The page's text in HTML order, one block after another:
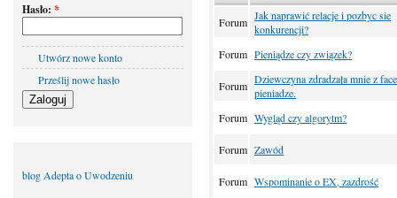
Hasło: *
Utwórz nowe konto
Prześlij nowe hasło
blog Adepta o Uwodzeniu
Forum Jak naprawić relacje i pozbyc sie
konkurencji?
Forum Pieniądze czy związek?
Forum Dziewczyna zdradzała mnie z
pieniadze.
Forum Wygląd czy algorytm?
Forum Zawód
Forum Wspominanie o EX, zazdrość